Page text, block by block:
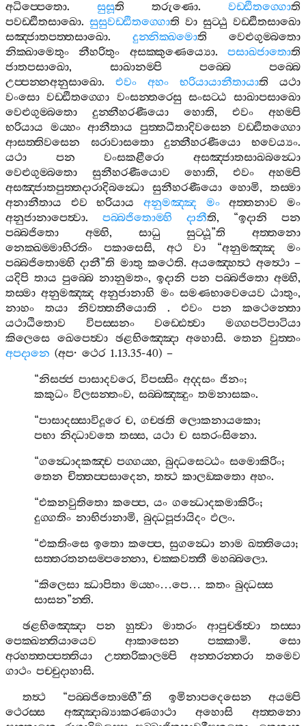
අධිප‍්පෙතො. සුසූති තරුණො. වඩ‍්ඪිතග‍්ගොති
පවඩ‍්ඪිතසාඛො. සුසුවඩ‍්ඪිතග‍්ගොති වා සුට‍්ඨු වඩ‍්ඪිතසාඛො
සඤ‍්ජාතපත‍්තසාඛො. දුන‍්නික‍්ඛමොති
වෙළුගුම‍්බතො
නික‍්ඛාමෙතුං
නීහරිතුං අසක‍්කුණෙය්‍යො.පසාඛජාතොති
ජාතපසාඛො, සාඛානම‍්පි පබ‍්බෙ
පබ‍්බෙ
උප‍්පන‍්නඅනුසාඛො. එවං අහං භරියායානීතායාති
යථා
වංසො වඩ‍්ඪිතග‍්ගො වංසන‍්තරෙසු සංසට‍්ඨ සාඛාපසාඛො
වෙළුගුම‍්බතො
දුන‍්නීහරණීයො හොති, එවං
අහම‍්පි
භරියාය
මය‍්හං ආනීතාය පුත‍්තධීතාදිවසෙන වඩ‍්ඪිතග‍්ගො
ආසත‍්තිවසෙන
ඝරාවාසතො දුන‍්නීහරණීයො භවෙය්‍යං.
යථා
පන වංසකළීරො
අසඤ‍්ජාතසාඛබන්‍ධො
වෙළුගුම‍්බතො
සුනීහරණීයොව හොති, එවං
අහම‍්පි
අසඤ‍්ජාතපුත‍්තදාරාදිබන්‍ධො
සුනීහරණීයො හොමි,තස‍්මා
අනානීතාය
එව භරියාය අනුමඤ‍්ඤ මං අත‍්තනාව
මං
අනුජානාපෙත්‍වා. පබ‍්බජිතොම‍්හි දානීති, “ඉදානි
පන
පබ‍්බජිතො
අම‍්හි, සාධු සුට‍්ඨූ”ති
අත‍්තනො
නෙක‍්ඛම‍්මාභිරතිං
පකාසෙසි, අථ වා “අනුමඤ‍්ඤ
මං
පබ‍්බජිතොම‍්හි දානී”ති මාතු කථෙති.අයඤ‍්හෙත්‍ථ අත්‍ථො–
යදිපි තාය පුබ‍්බෙ නානුමතං, ඉදානි පන පබ‍්බජිතො අම‍්හි,
තස‍්මා අනුමඤ‍්ඤ අනුජානාහි මං සමණභාවෙයෙව ඨාතුං,
නාහං
තයා නිවත‍්තනීයොති . එවං පන
කථෙන‍්තො
යථාඨිතොව
විපස‍්සනං වඩ‍්ඪෙත්‍වා
මග‍්ගපටිපාටියා
කිලෙසෙ ඛෙපෙත්‍වා ඡළභිඤ‍්ඤො අහොසි.තෙන
වුත‍්තං
අපදානෙ (අප· ථෙර1.13.35-40) –
“නිසජ‍්ජ පාසාදවරෙ,විපස‍්සිං අද‍්දසං ජිනං;
කකුධං විලසන‍්තංව,සබ‍්බඤ‍්ඤුං තමනාසකං.
“පාසාදස‍්සාවිදූරෙ ච,ගච‍්ඡති ලොකනායකො;
පභා නිද‍්ධාවතෙ තස‍්ස,යථා ච සතරංසිනො.
“ගන්‍ධොදකඤ‍්ච පග‍්ගය‍්හ,බුද‍්ධසෙට‍්ඨං සමොකිරිං;
තෙන චිත‍්තප‍්පසාදෙන,තත්‍ථ කාලඞ‍්කතො අහං.
“එකනවුතිතො කප‍්පෙ,යං ගන්‍ධොදකමාකිරිං;
දුග‍්ගතිං නාභිජානාමි,බුද‍්ධපූජායිදං ඵලං.
“එකතිංසෙ ඉතො කප‍්පෙ,සුගන්‍ධො නාම ඛත‍්තියො;
සත‍්තරතනසම‍්පන‍්නො,චක‍්කවත‍්තී මහබ‍්බලො.
“කිලෙසා ඣාපිතා මය‍්හං…පෙ…කතං බුද‍්ධස‍්ස
සාසන”න‍්ති.
ඡළභිඤ‍්ඤො
පන හුත්‍වා මාතරං ආපුච‍්ඡිත්‍වා
තස‍්සා
පෙක‍්ඛන‍්තියායෙව
ආකාසෙන පක‍්කාමි. සො
අරහත‍්තප‍්පත‍්තියා
උත‍්තරිකාලම‍්පි අන‍්තරන‍්තරා
තමෙව
ගාථං පච‍්චුදාහාසි.
තත්‍ථ“පබ‍්බජිතොම‍්හී”ති ඉමිනාපදෙසෙන
අයම‍්පි
ථෙරස‍්ස
අඤ‍්ඤාබ්‍යාකරණගාථා අහොසි
අත‍්තනො